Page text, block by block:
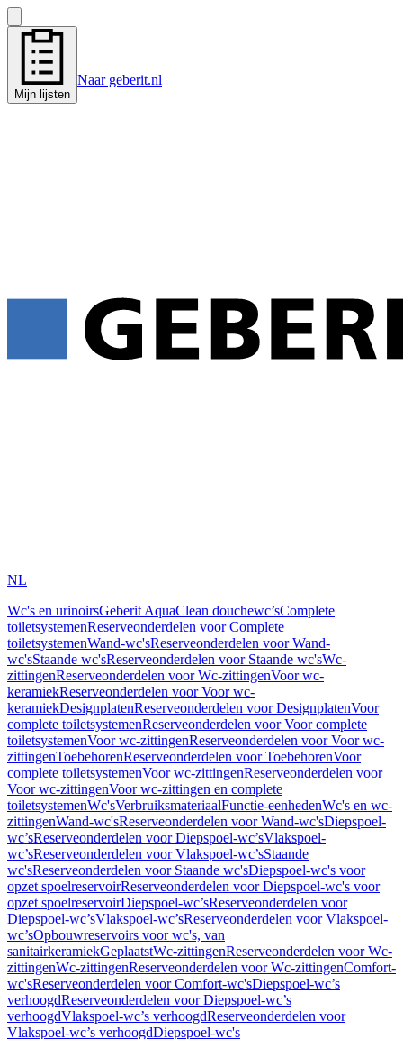
Mijn lijsten
Naar geberit.nl
NL
Wc's en urinoirsGeberit AquaClean douchewc’sComplete
toiletsystemenReserveonderdelen voor Complete
toiletsystemenWand-wc'sReserveonderdelen voor Wand-
wc'sStaande wc'sReserveonderdelen voor Staande wc'sWc-
zittingenReserveonderdelen voor Wc-zittingenVoor wc-
keramiekReserveonderdelen voor Voor wc-
keramiekDesignplatenReserveonderdelen voor DesignplatenVoor
complete toiletsystemenReserveonderdelen voor Voor complete
toiletsystemenVoor wc-zittingenReserveonderdelen voor Voor wc-
zittingenToebehorenReserveonderdelen voor ToebehorenVoor
complete toiletsystemenVoor wc-zittingenReserveonderdelen voor
Voor wc-zittingenVoor wc-zittingen en complete
toiletsystemenWc'sVerbruiksmateriaalFunctie-eenhedenWc's en wc-
zittingenWand-wc'sReserveonderdelen voor Wand-wc'sDiepspoel-
wc’sReserveonderdelen voor Diepspoel-wc’sVlakspoel-
wc’sReserveonderdelen voor Vlakspoel-wc’sStaande
wc'sReserveonderdelen voor Staande wc'sDiepspoel-wc's voor
opzet spoelreservoirReserveonderdelen voor Diepspoel-wc's voor
opzet spoelreservoirDiepspoel-wc’sReserveonderdelen voor
Diepspoel-wc’sVlakspoel-wc’sReserveonderdelen voor Vlakspoel-
wc’sOpbouwreservoirs voor wc's, van
sanitairkeramiekGeplaatstWc-zittingenReserveonderdelen voor Wc-
zittingenWc-zittingenReserveonderdelen voor Wc-zittingenComfort-
wc'sReserveonderdelen voor Comfort-wc'sDiepspoel-wc’s
verhoogdReserveonderdelen voor Diepspoel-wc’s
verhoogdVlakspoel-wc’s verhoogdReserveonderdelen voor
Vlakspoel-wc’s verhoogdDiepspoel-wc's